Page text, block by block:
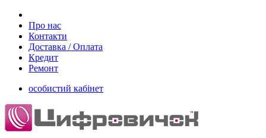
Про нас
Контакти
Доставка / Оплата
Кредит
Ремонт
особистий кабінет